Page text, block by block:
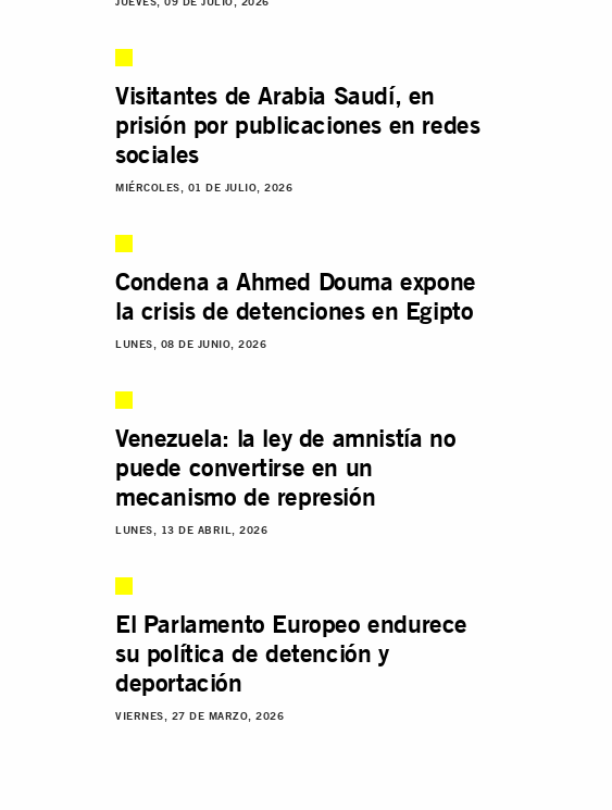
Visitantes de Arabia Saudí, en
prisión por publicaciones en redes
sociales
MIÉRCOLES, 01 DE JULIO, 2026
Condena a Ahmed Douma expone
la crisis de detenciones en Egipto
LUNES, 08 DE JUNIO, 2026
Venezuela: la ley de amnistía no
puede convertirse en un
mecanismo de represión
LUNES, 13 DE ABRIL, 2026
El Parlamento Europeo endurece
su política de detención y
deportación
VIERNES, 27 DE MARZO, 2026